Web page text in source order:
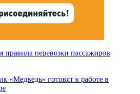
правила перевозки пассажиров
«Медведь» готовят к работе в